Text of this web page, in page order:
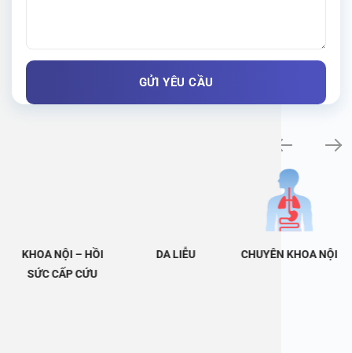
KHOA NỘI – HỒI
SỨC CẤP CỨU
DA LIỄU CHUYÊN KHOA NỘI